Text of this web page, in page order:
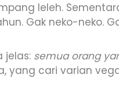
leleh.
Gak neko-neko.
jelas: semua orang
yang cari varian